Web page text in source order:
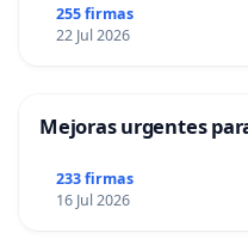
255 firmas
22 Jul 2026
Mejoras urgentes
233 firmas
16 Jul 2026